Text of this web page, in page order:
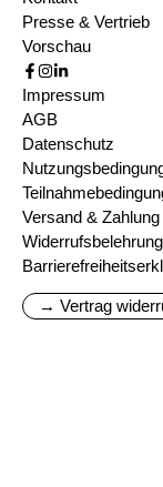
Presse & Vertrieb
Vorschau
Impressum
AGB
Datenschutz
Versand & Zahlung
Widerrufsbelehrung
→ Vertrag